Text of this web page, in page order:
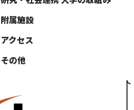
附属施設
アクセス
その他